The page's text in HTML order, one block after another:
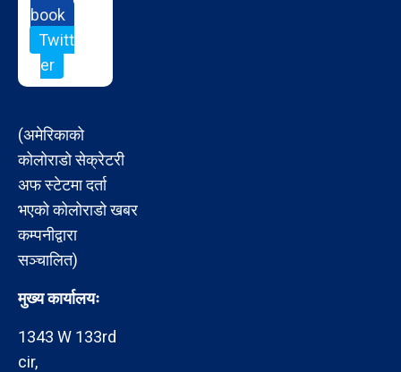
book
Twitt
er
(अमेरिकाको
कोलोराडो सेक्रेटरी
अफ स्टेटमा दर्ता
भएको कोलोराडो खबर
कम्पनीद्वारा
सञ्चालित)
मुख्य कार्यालयः
1343 W 133rd
cir,